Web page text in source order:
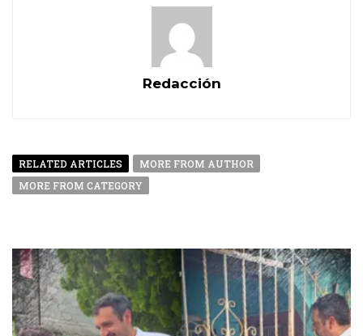
Redacción
RELATED ARTICLES
MORE FROM AUTHOR
MORE FROM CATEGORY